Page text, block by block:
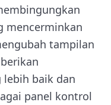
mencerminkan
tampilan
lebih baik dan
panel kontrol